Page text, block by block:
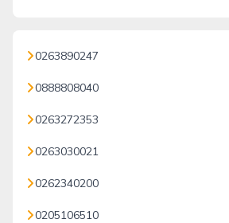
0263890247
0888808040
0263272353
0263030021
0262340200
0205106510